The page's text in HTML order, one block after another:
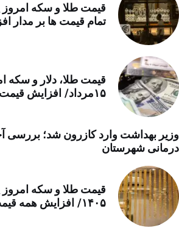
تمام قیمت ها بر مدار
قیمت طلا، دلار و سکه
۱۵مرداد/ افزایش قیمت ها + جدول
وزیر بهداشت وارد کازرون شد؛
درمانی شهرستان
۱۴۰۵/ افزایش همه قیمت ها + جدول